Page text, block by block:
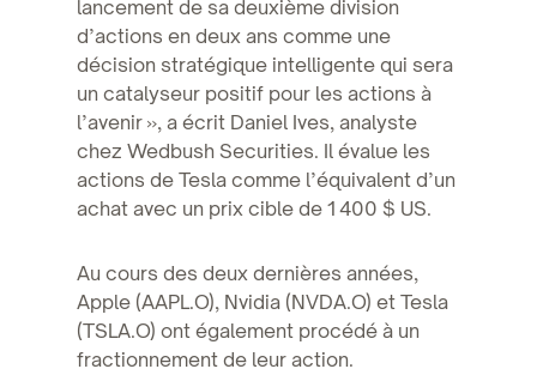
lancement de sa deuxième division
d’actions en deux ans comme une
décision stratégique intelligente qui sera
un catalyseur positif pour les actions à
l’avenir », a écrit Daniel Ives, analyste
chez Wedbush Securities. Il évalue les
actions de Tesla comme l’équivalent d’un
achat avec un prix cible de 1 400 $ US.
Au cours des deux dernières années,
Apple (AAPL.O), Nvidia (NVDA.O) et Tesla
(TSLA.O) ont également procédé à un
fractionnement de leur action.